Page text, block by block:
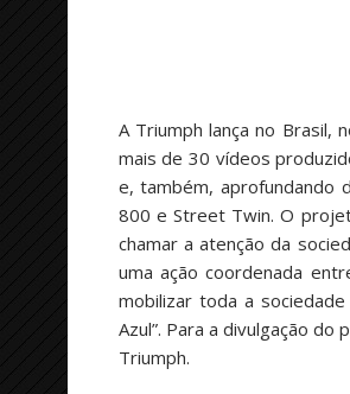
A Triumph lança no Brasil,
mais de 30 vídeos
e, também, aprofundando
800 e Street Twin. O
chamar a atenção da
uma ação coordenada
mobilizar toda a
Azul”. Para a divulgação
Triumph.